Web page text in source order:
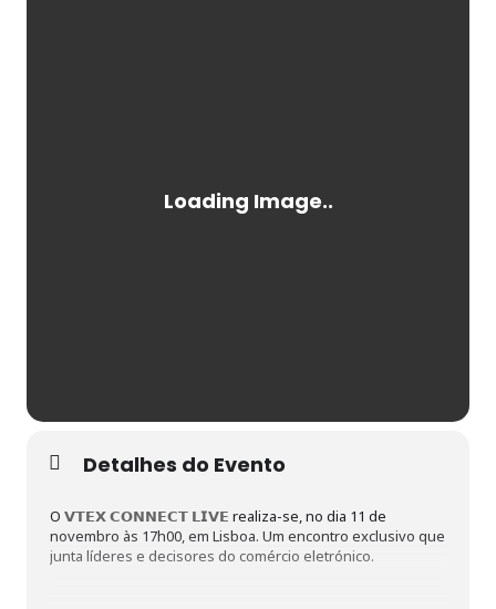
Detalhes do Evento
O 𝗩𝗧𝗘𝗫 𝗖𝗢𝗡𝗡𝗘𝗖𝗧 𝗟𝗜𝗩𝗘 realiza-se, no dia 11 de
novembro às 17h00, em Lisboa. Um encontro exclusivo que
junta líderes e decisores do comércio eletrónico.